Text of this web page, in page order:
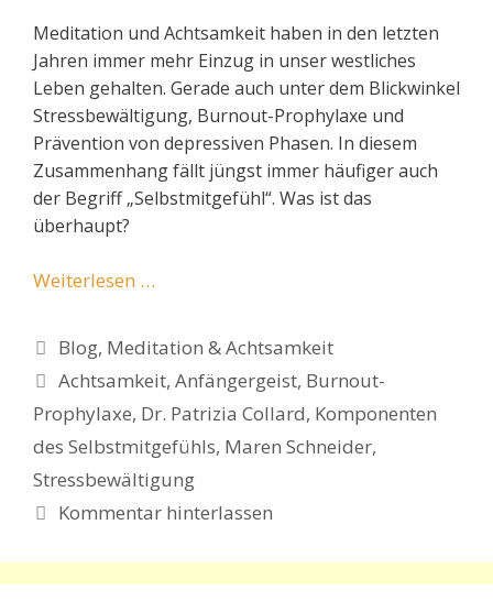
Meditation und Achtsamkeit haben in den letzten
Jahren immer mehr Einzug in unser westliches
Leben gehalten. Gerade auch unter dem Blickwinkel
Stressbewältigung, Burnout-Prophylaxe und
Prävention von depressiven Phasen. In diesem
Zusammenhang fällt jüngst immer häufiger auch
der Begriff „Selbstmitgefühl“. Was ist das
überhaupt?
Weiterlesen …
Kategorien
Blog, Meditation & Achtsamkeit
Schlagwörter
Achtsamkeit,Anfängergeist, Burnout-
Prophylaxe, Dr. Patrizia Collard, Komponenten
des Selbstmitgefühls, Maren Schneider,
Stressbewältigung
Kommentar hinterlassen